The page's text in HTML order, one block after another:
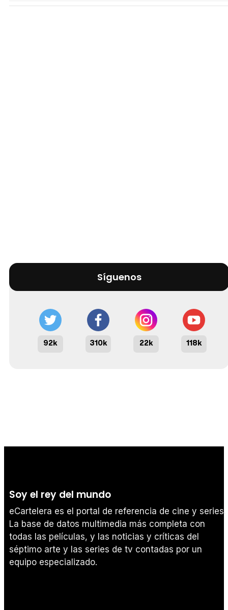
Síguenos
92k 310k 22k 118k
Soy el rey del mundo
eCartelera es el portal de referencia de cine y series.
La base de datos multimedia más completa con
todas las películas, y las noticias y críticas del
séptimo arte y las series de tv contadas por un
equipo especializado.